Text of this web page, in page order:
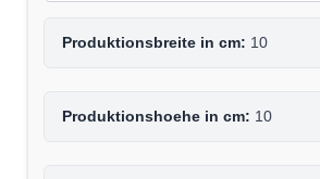
Produktionsbreite in cm: 10
Produktionshoehe in cm: 10